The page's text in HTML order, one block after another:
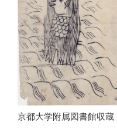
京都大学附属図書館収蔵